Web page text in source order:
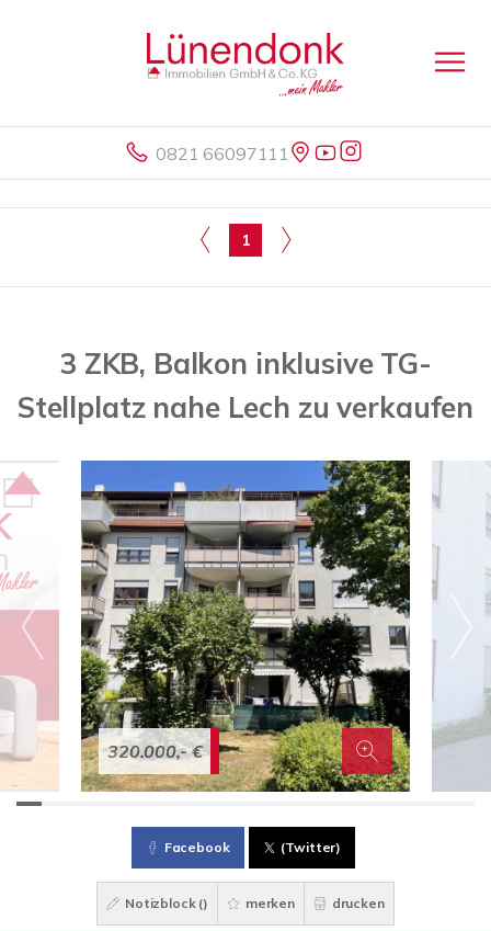
0821 66097111
1
3 ZKB, Balkon inklusive TG-
Stellplatz nahe Lech zu verkaufen
320.000,- €
Facebook (Twitter)
Notizblock () merken drucken